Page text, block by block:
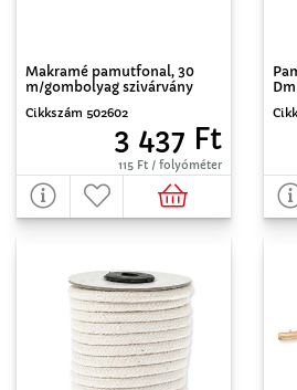
Makramé pamutfonal, 30
m/gombolyag szivárvány
Cikkszám 502602
3 437 Ft
115 Ft / folyóméter